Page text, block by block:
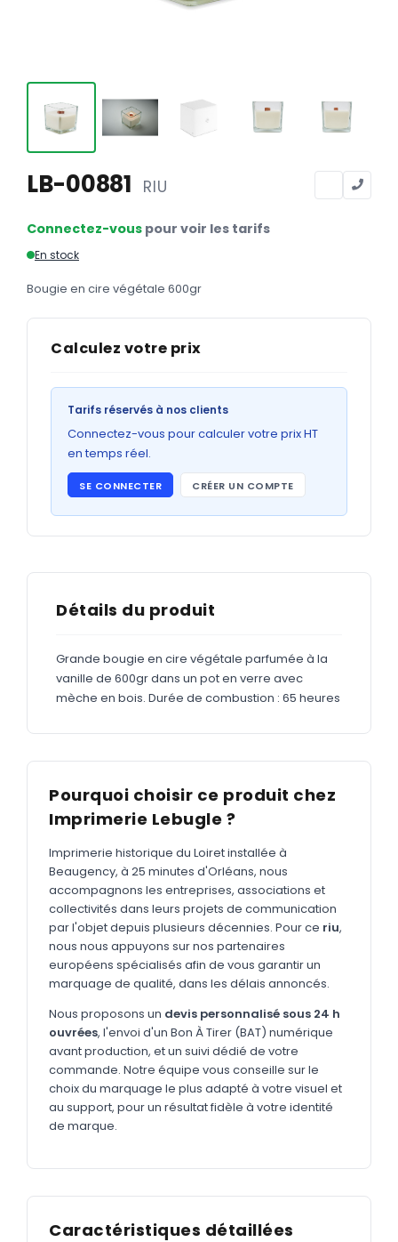
Tête de lettre
Sous-mains
Chemises
GRAND FORMAT
Abribus
ADHÉSIFS
Étiquettes adhésives
Étiquettes adhésives en bobine
Adhésifs vitrine
MARQUAGE TEXTILE
Tee-shirts
Polos
Sweatshirts
GOODIES
Catalogue complet Nouveau
Sacs & voyages
Verres & déjeuner
Technologie
Vêtements
LB-00881 RIU
Connectez-vous pour voir les tarifs
En stock
Bougie en cire végétale 600gr
Calculez votre prix
Tarifs réservés à nos clients
Connectez-vous pour calculer votre prix HT
en temps réel.
SE CONNECTER CRÉER UN COMPTE
Détails du produit
Grande bougie en cire végétale parfumée à la
vanille de 600gr dans un pot en verre avec
mèche en bois. Durée de combustion : 65 heures
Pourquoi choisir ce produit chez
Imprimerie Lebugle ?
Imprimerie historique du Loiret installée à
Beaugency, à 25 minutes d'Orléans, nous
accompagnons les entreprises, associations et
collectivités dans leurs projets de communication
par l'objet depuis plusieurs décennies. Pour ce riu,
nous nous appuyons sur nos partenaires
européens spécialisés afin de vous garantir un
marquage de qualité, dans les délais annoncés.
Nous proposons un devis personnalisé sous 24 h
ouvrées, l'envoi d'un Bon À Tirer (BAT) numérique
avant production, et un suivi dédié de votre
commande. Notre équipe vous conseille sur le
choix du marquage le plus adapté à votre visuel et
au support, pour un résultat fidèle à votre identité
de marque.
Caractéristiques détaillées